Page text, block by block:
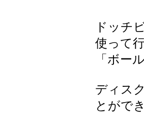
ドッチ
使って
「ボー
ディス
とがで